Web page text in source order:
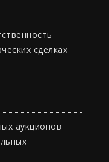
сделках
аукционов